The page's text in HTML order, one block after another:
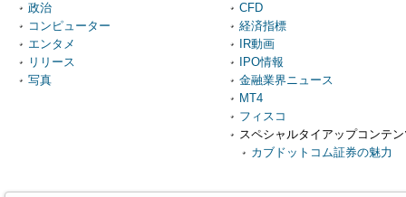
政治
コンピューター
エンタメ
リリース
写真
CFD
経済指標
IR動画
IPO情報
金融業界ニュース
MT4
フィスコ
スペシャルタイアップコンテ
カブドットコム証券の魅力